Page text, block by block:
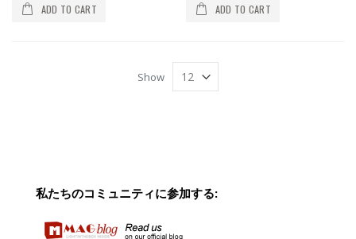
ADD TO CART ADD TO CART
Show
私たちのコミュニティに参加する: